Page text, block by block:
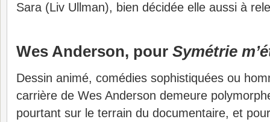
Sara (Liv Ullman), bien décidée elle aussi à
Wes Anderson, pour Symétrie
Dessin animé, comédies sophistiquées ou
carrière de Wes Anderson demeure
pourtant sur le terrain du documentaire, et